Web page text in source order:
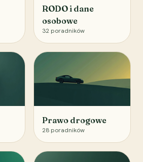
RODO i dane
osobowe
32 poradników
Prawo drogowe
28 poradników